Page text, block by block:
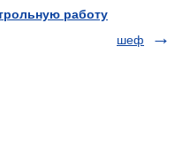
работу
шеф